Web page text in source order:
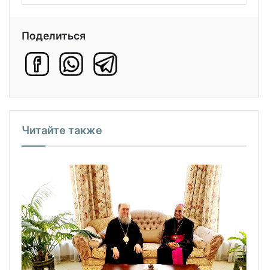
Поделиться
Читайте также